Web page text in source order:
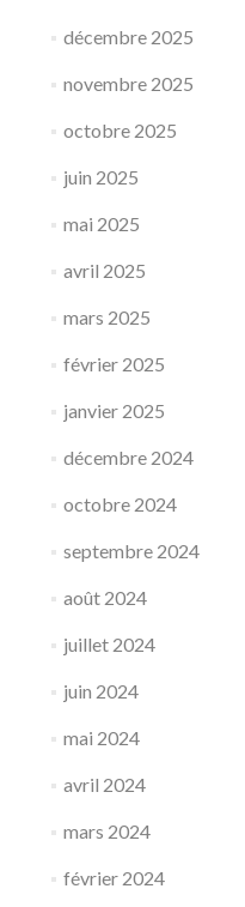
décembre 2025
novembre 2025
octobre 2025
juin 2025
mai 2025
avril 2025
mars 2025
février 2025
janvier 2025
décembre 2024
octobre 2024
septembre 2024
août 2024
juillet 2024
juin 2024
mai 2024
avril 2024
mars 2024
février 2024